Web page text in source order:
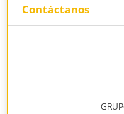
Contáctanos